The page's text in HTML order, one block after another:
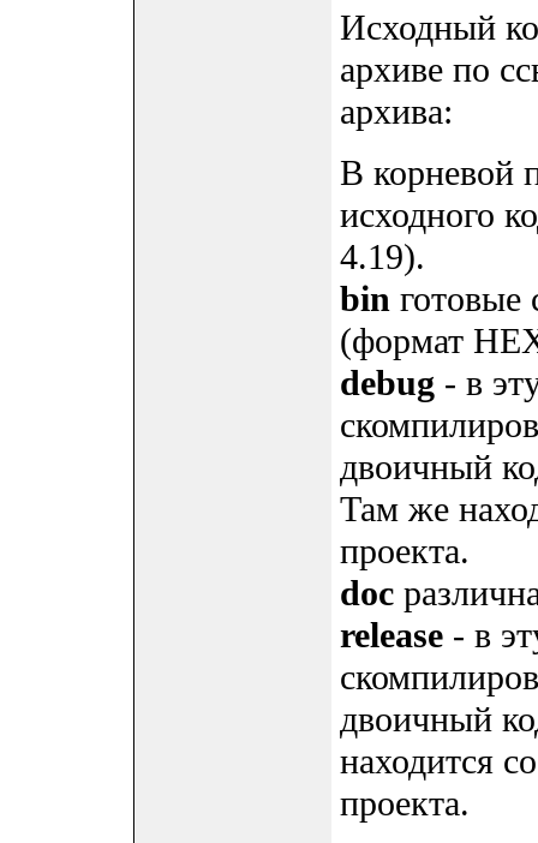
Исходный
архиве по
архива:
В корневой
исходного
4.19).
bin
(формат
debug - в
двоичный
Там же
проекта.
doc
release - в
двоичный
находится
проекта.